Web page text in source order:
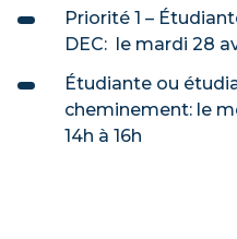
Priorité 1 –
DEC: le mardi 28
Étudiante ou
cheminement: le
14h à 16h